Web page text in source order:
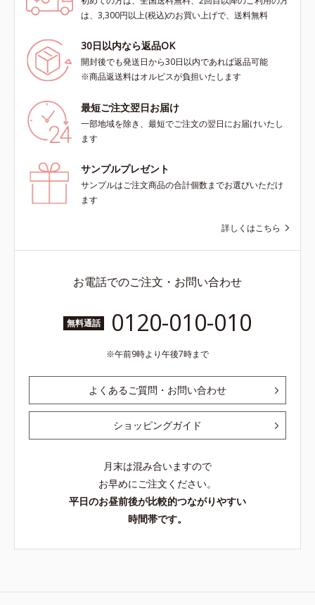
は、3,300円以上(税込)のお買い上げで、送料無料
30日以内なら返品OK
開封後でも発送日から30日以内であれば返品可能
※商品返送料はオルビスが負担いたします
最短ご注文翌日お届け
一部地域を除き、最短でご注文の翌日にお届けいたし
ます
サンプルプレゼント
サンプルはご注文商品の合計個数までお選びいただけ
ます
詳しくはこちら
お電話でのご注文・お問い合わせ
無料通話 0120-010-010
午前9時より午後7時まで
よくあるご質問・お問い合わせ
ショッピングガイド
月末は混み合いますので
お早めにご注文ください。
平日のお昼前後が比較的つながりやすい
時間帯です。